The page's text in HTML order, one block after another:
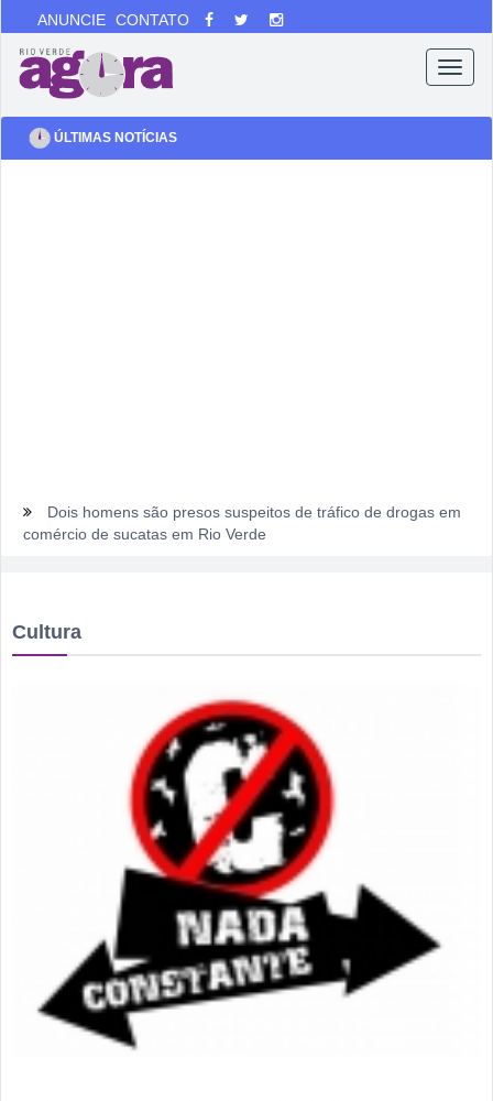
ANUNCIE CONTATO
Menu
ÚLTIMAS NOTÍCIAS
Dois homens são presos suspeitos de tráfico de drogas em
comércio de sucatas em Rio Verde
Dois motoristas com sinais de embriaguez se envolvem em
Estagiário tenta atuar como advogado e acaba detido em
Rio Verde 178 anos: a cidade que cresceu mais rápido que
suas próprias respostas
Homem é detido por violência doméstica no Setor
Polícia Militar recupera bicicleta furtada e prende suspeito
em flagrante em Montividiu
Menos é Mais faz show gratuito hoje em Rio Verde na festa
dos 178 anos da cidade
PM recaptura dois foragidos em Rio Verde
Cultura